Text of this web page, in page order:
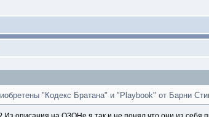
"Кодекс Братана" и "Playbook" от Барни